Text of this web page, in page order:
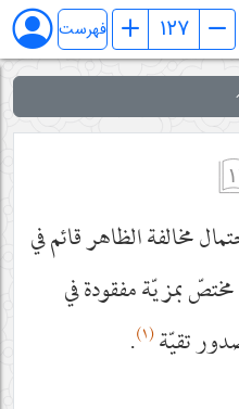
فهرست
مخالفة الظاهر قائم في
بمزيّة مفقودة في
تقيّة(١) .